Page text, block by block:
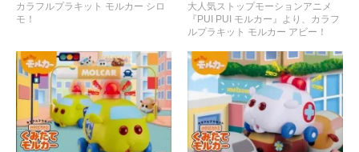
カラフルプラキット モルカー シロ
モ！
大人気ストップモーションアニメ
『PUI PUI モルカー』より、カラフ
ルプラキット モルカー アビー！